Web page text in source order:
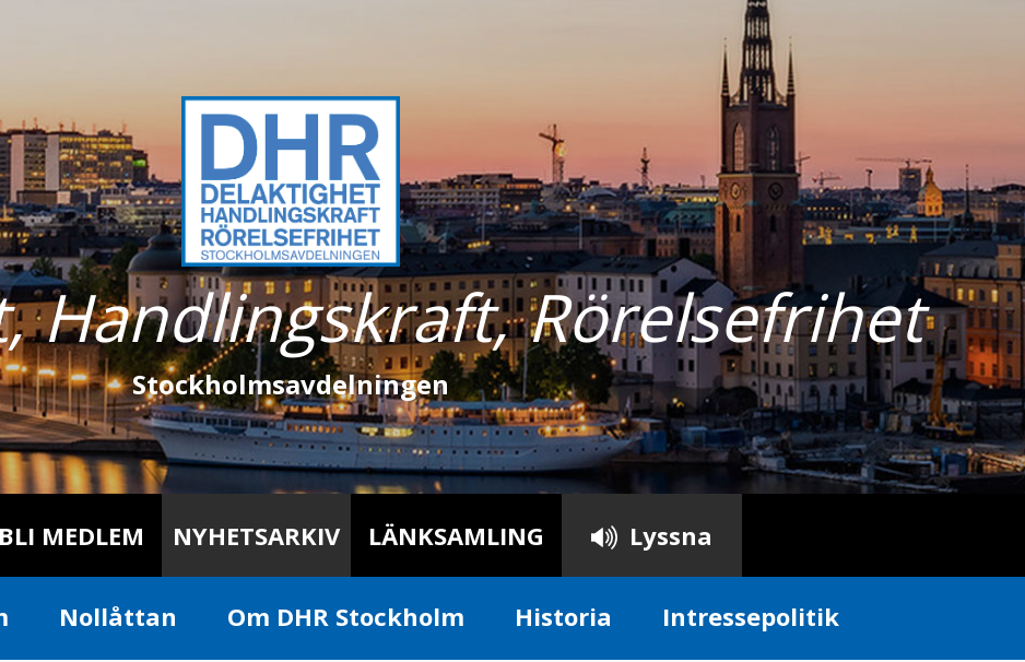
Handlingskraft, Rörelsefrihet
Stockholmsavdelningen
BLI MEDLEM NYHETSARKIV LÄNKSAMLING Lyssna
Nollåttan Om DHR Stockholm Historia Intressepolitik